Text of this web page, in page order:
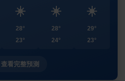
☀️
28°
23°
☀️
28°
24°
☀️
29°
23°
查看完整預測